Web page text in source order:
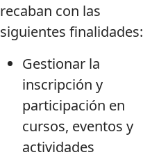
recaban con las
siguientes finalidades:
Gestionar la
inscripción y
participación en
cursos, eventos y
actividades